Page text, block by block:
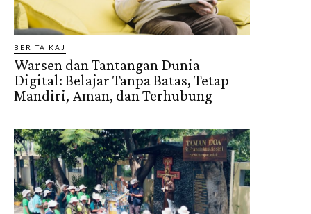
BERITA KAJ
Warsen dan Tantangan Dunia
Digital: Belajar Tanpa Batas, Tetap
Mandiri, Aman, dan Terhubung